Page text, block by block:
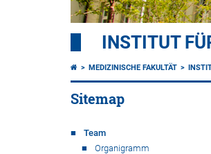
INSTITUT
MEDIZINISCHE FAKULTÄT
Sitemap
Team
Organigramm